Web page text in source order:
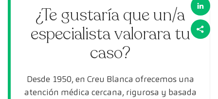
¿Te gustaría que un/a
especialista valorara tu
caso?
Desde 1950, en Creu Blanca ofrecemos una
atención médica cercana, rigurosa y basada